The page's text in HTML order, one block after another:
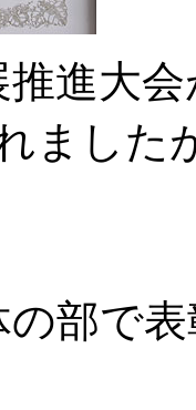
進大
ました
部で